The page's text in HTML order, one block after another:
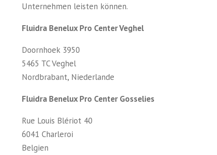
Unternehmen leisten können.
Fluidra Benelux Pro Center Veghel
Doornhoek 3950
5465 TC Veghel
Nordbrabant, Niederlande
Fluidra Benelux Pro Center Gosselies
Rue Louis Blériot 40
6041 Charleroi
Belgien